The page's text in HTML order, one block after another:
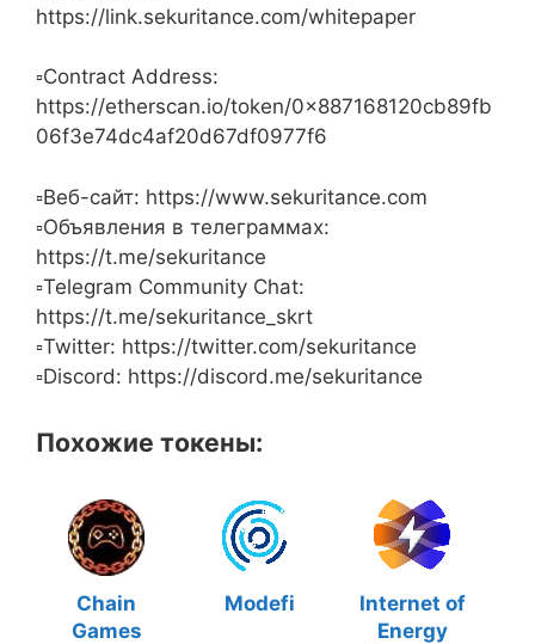
https://link.sekuritance.com/whitepaper
▫️Contract Address:
https://etherscan.io/token/0x887168120cb89fb
06f3e74dc4af20d67df0977f6
▫️Веб-сайт: https://www.sekuritance.com
▫️Объявления в телеграммах:
https://t.me/sekuritance
▫️Telegram Community Chat:
https://t.me/sekuritance_skrt
▫️Twitter: https://twitter.com/sekuritance
▫️Discord: https://discord.me/sekuritance
Похожие токены:
Chain
Games
Modefi
Internet of
Energy